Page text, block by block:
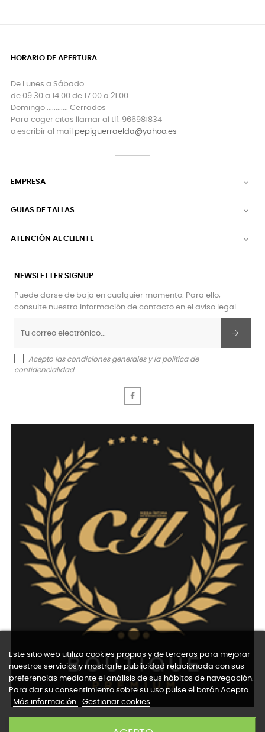
HORARIO DE APERTURA
De Lunes a Sábado
de 09:30 a 14:00 de 17:00 a 21:00
Domingo ............ Cerrados
Para coger citas llamar al tlf. 966981834
o escribir al mail pepiguerraelda@yahoo.es
EMPRESA 
GUIAS DE TALLAS 
ATENCIÓN AL CLIENTE 
NEWSLETTER SIGNUP
Puede darse de baja en cualquier momento. Para ello,
consulte nuestra información de contacto en el aviso legal.
Acepto las condiciones generales y la política de
confidencialidad
Este sitio web utiliza cookies propias y de terceros para mejorar
nuestros servicios y mostrarle publicidad relacionada con sus
preferencias mediante el análisis de sus hábitos de navegación.
Para dar su consentimiento sobre su uso pulse el botón Acepto.
Más información
Gestionar cookies